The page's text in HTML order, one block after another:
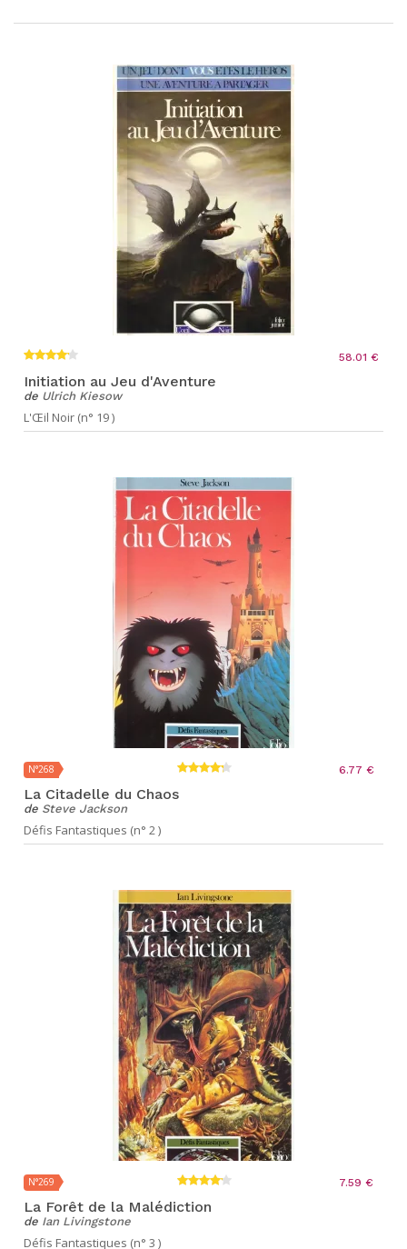
58.01 €
Initiation au Jeu d'Aventure
de Ulrich Kiesow
L'Œil Noir (n° 19 )
N°268 6.77 €
La Citadelle du Chaos
de Steve Jackson
Défis Fantastiques (n° 2 )
N°269 7.59 €
La Forêt de la Malédiction
de Ian Livingstone
Défis Fantastiques (n° 3 )